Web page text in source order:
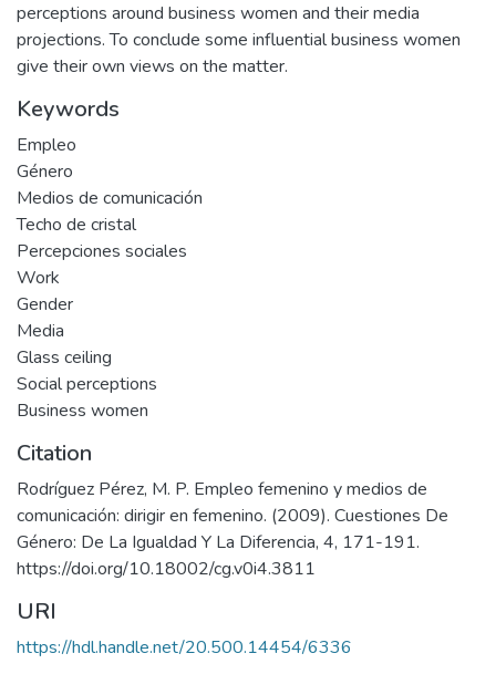
perceptions around business women and their media
projections. To conclude some influential business women
give their own views on the matter.
Keywords
Empleo
Género
Medios de comunicación
Techo de cristal
Percepciones sociales
Work
Gender
Media
Glass ceiling
Social perceptions
Business women
Citation
Rodríguez Pérez, M. P. Empleo femenino y medios de
comunicación: dirigir en femenino. (2009). Cuestiones De
Género: De La Igualdad Y La Diferencia, 4, 171-191.
https://doi.org/10.18002/cg.v0i4.3811
URI
https://hdl.handle.net/20.500.14454/6336